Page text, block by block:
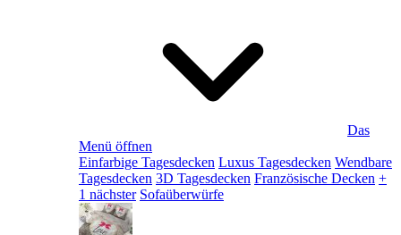
Das
Menü öffnen
Einfarbige Tagesdecken Luxus Tagesdecken Wendbare
Tagesdecken 3D Tagesdecken Französische Decken +
1 nächster Sofaüberwürfe